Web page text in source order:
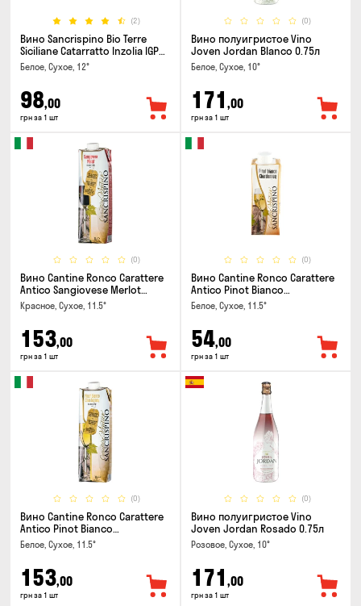
(2)
Вино Sancrispino Bio Terre
Siciliane Catarratto Inzolia IGP
0.5л
Белое, Сухое, 12°
98,00
грн за 1 шт
(0)
Вино полуигристое Vino
Joven Jordan Blanco 0.75л
Белое, Сухое, 10°
171 ,00
грн за 1 шт
(0)
Вино Cantine Ronco Carattere
Antico Sangiovese Merlot
Rubicone IGT 1л
Красное, Сухое, 11.5°
153,00
грн за 1 шт
(0)
Вино Cantine Ronco Carattere
Antico Pinot Bianco
Chardonnay Rubicone IGT 0.25л
Белое, Сухое, 11.5°
54,00
грн за 1 шт
(0)
Вино Cantine Ronco Carattere
Antico Pinot Bianco
Chardonnay Rubicone IGT 1л
Белое, Сухое, 11.5°
153,00
грн за 1 шт
(0)
Вино полуигристое Vino
Joven Jordan Rosado 0.75л
Розовое, Сухое, 10°
171 ,00
грн за 1 шт